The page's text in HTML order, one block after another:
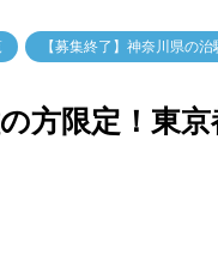
【募集終了】神奈川県の
方限定！東